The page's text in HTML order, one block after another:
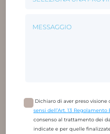
Dichiaro di aver preso visione
sensi dell’Art. 13 Regolamento
consenso al trattamento dei
indicate e per quelle